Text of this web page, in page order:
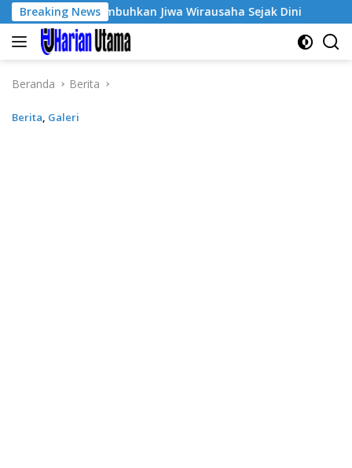
Langsung
ke
konten
Breaking News
Tumbuhkan Jiwa Wirausaha Sejak Dini GratisPol
Beranda Berita
Berita, Galeri